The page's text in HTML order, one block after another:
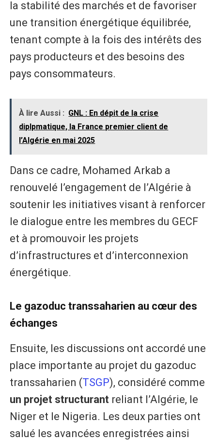
la stabilité des marchés et de favoriser
une transition énergétique équilibrée,
tenant compte à la fois des intérêts des
pays producteurs et des besoins des
pays consommateurs.
À lire Aussi : GNL : En dépit de la crise
diplpmatique, la France premier client de
l’Algérie en mai 2025
Dans ce cadre, Mohamed Arkab a
renouvelé l’engagement de l’Algérie à
soutenir les initiatives visant à renforcer
le dialogue entre les membres du GECF
et à promouvoir les projets
d’infrastructures et d’interconnexion
énergétique.
Le gazoduc transsaharien au cœur des
échanges
Ensuite, les discussions ont accordé une
place importante au projet du gazoduc
transsaharien (TSGP), considéré comme
un projet structurant reliant l’Algérie, le
Niger et le Nigeria. Les deux parties ont
salué les avancées enregistrées ainsi